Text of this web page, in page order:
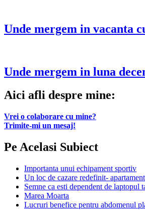
Unde mergem in vacanta
Unde mergem in luna
Aici afli despre mine:
Vrei o colaborare cu mine?
Trimite-mi un mesaj!
Pe Acelasi Subiect
Importanta unui echipament sportiv
Un loc de cazare redefinit-
Semne ca esti dependent de laptopul
Marea Moarta
Lucruri benefice pentru abdomenul